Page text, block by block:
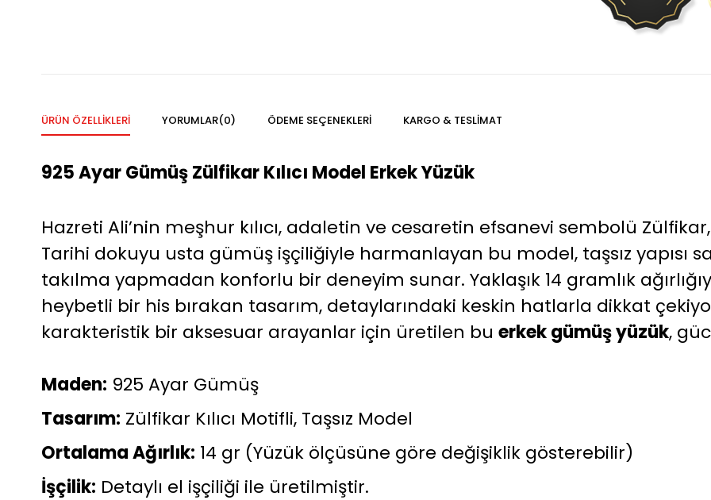
ÜRÜN ÖZELLIKLERI YORUMLAR(0) ÖDEME SEÇENEKLERI KARGO & TESLIMAT
925 Ayar Gümüş Zülfikar Kılıcı Model Erkek Yüzük
Hazreti Ali’nin meşhur kılıcı, adaletin ve cesaretin efsanevi sembolü
Tarihi dokuyu usta gümüş işçiliğiyle harmanlayan bu model, taşsız yapısı
takılma yapmadan konforlu bir deneyim sunar. Yaklaşık 14 gramlık
heybetli bir his bırakan tasarım, detaylarındaki keskin hatlarla dikkat
karakteristik bir aksesuar arayanlar için üretilen bu erkek gümüş yüzük,
Maden: 925 Ayar Gümüş
Tasarım: Zülfikar Kılıcı Motifli, Taşsız Model
Ortalama Ağırlık: 14 gr (Yüzük ölçüsüne göre değişiklik gösterebilir)
İşçilik: Detaylı el işçiliği ile üretilmiştir.